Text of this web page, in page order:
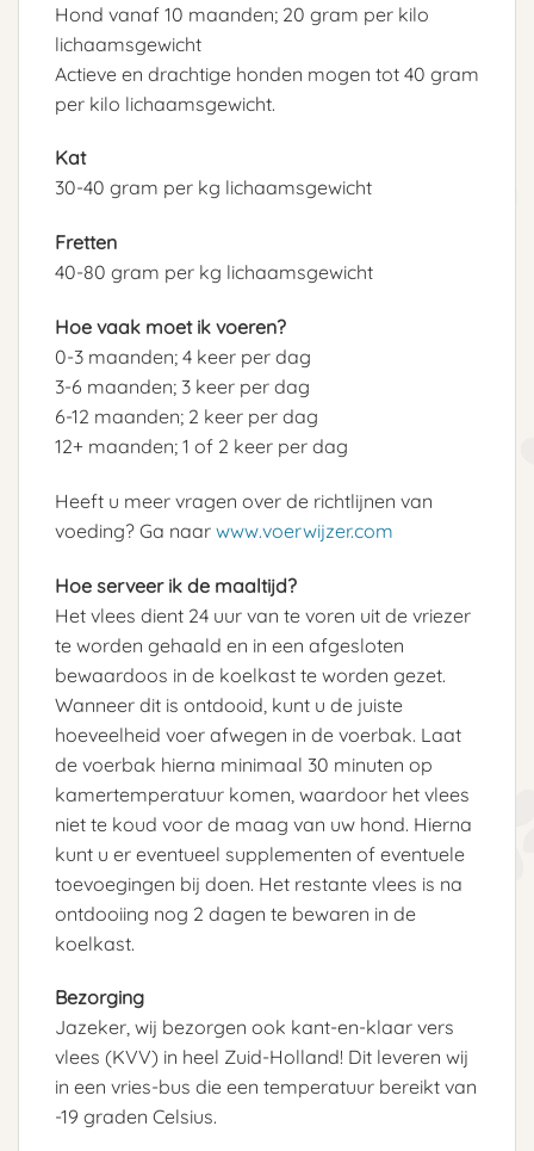
Hond vanaf 10 maanden; 20 gram per kilo
lichaamsgewicht
Actieve en drachtige honden mogen tot 40 gram
per kilo lichaamsgewicht.
Kat
30-40 gram per kg lichaamsgewicht
Fretten
40-80 gram per kg lichaamsgewicht
Hoe vaak moet ik voeren?
0-3 maanden; 4 keer per dag
3-6 maanden; 3 keer per dag
6-12 maanden; 2 keer per dag
12+ maanden; 1 of 2 keer per dag
Heeft u meer vragen over de richtlijnen van
voeding? Ga naar www.voerwijzer.com
Hoe serveer ik de maaltijd?
Het vlees dient 24 uur van te voren uit de vriezer
te worden gehaald en in een afgesloten
bewaardoos in de koelkast te worden gezet.
Wanneer dit is ontdooid, kunt u de juiste
hoeveelheid voer afwegen in de voerbak. Laat
de voerbak hierna minimaal 30 minuten op
kamertemperatuur komen, waardoor het vlees
niet te koud voor de maag van uw hond. Hierna
kunt u er eventueel supplementen of eventuele
toevoegingen bij doen. Het restante vlees is na
ontdooiing nog 2 dagen te bewaren in de
koelkast.
Bezorging
Jazeker, wij bezorgen ook kant-en-klaar vers
vlees (KVV) in heel Zuid-Holland! Dit leveren wij
in een vries-bus die een temperatuur bereikt van
-19 graden Celsius.